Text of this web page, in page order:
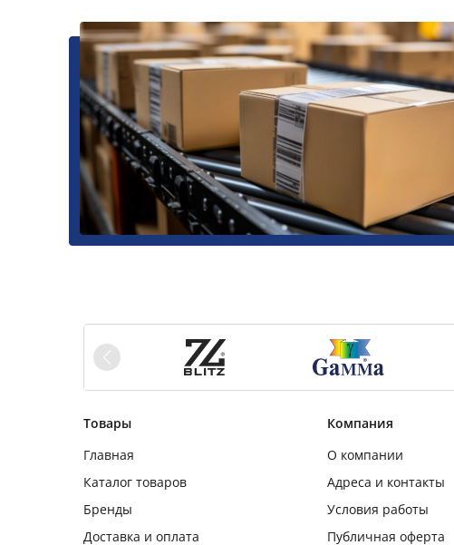
Товары
Главная
Каталог товаров
Бренды
Доставка и оплата
Компания
О компании
Адреса и контакты
Условия работы
Публичная оферта